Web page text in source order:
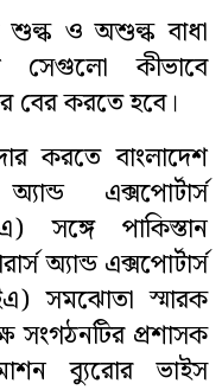
শুল্ক ও অশুল্ক বাধা
সেগুলো কীভাবে
বের করতে হবে।
করতে বাংলাদেশ
এক্সপোর্টার্স
সঙ্গে পাকিস্তান
অ্যান্ড এক্সপোর্টার্স
সমঝোতা স্মারক
সংগঠনটির প্রশাসক
ব্যুরোর ভাইস